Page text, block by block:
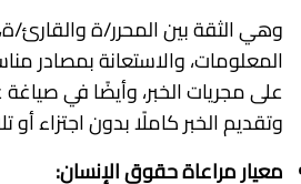
وهي الثقة بين المحرر/ة
المعلومات، والاستعانة بمصادر
على مجريات الخبر، وأيضًا في
وتقديم الخبر كاملًا بدون اجتزاء أو
معيار مراعاة حقوق الإنسان: